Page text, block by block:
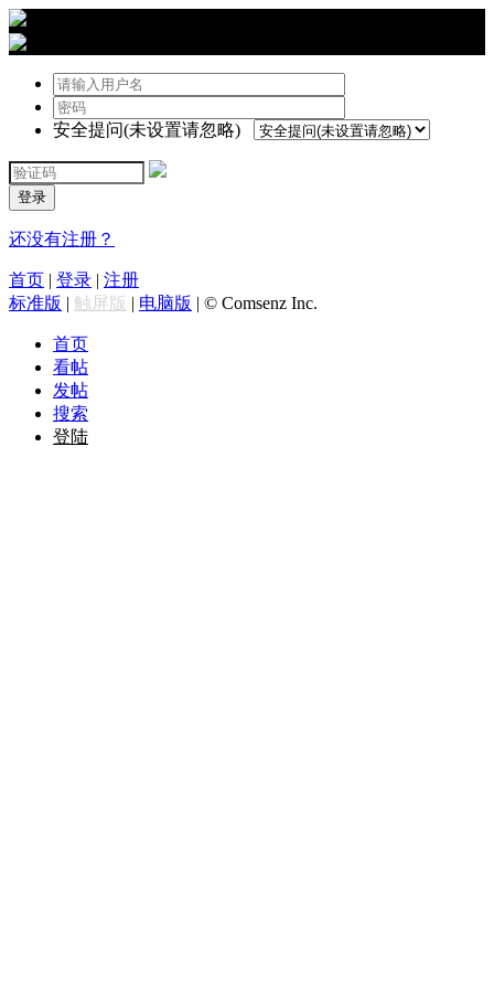
安全提问(未设置请忽略)
登录
还没有注册？
首页 | 登录 | 注册
标准版 | 触屏版 | 电脑版 | © Comsenz Inc.
首页
看帖
发帖
搜索
登陆